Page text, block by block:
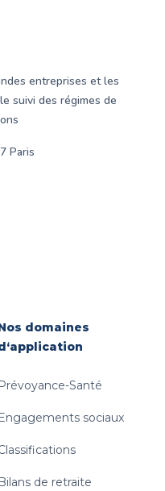
entreprises et les
suivi des régimes de
Paris
domaines
Prévoyance-Santé
Engagements sociaux
Bilans de retraite